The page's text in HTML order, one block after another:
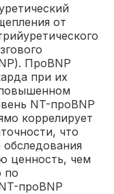
от
ПроBNP
при их
NT-проBNP
коррелирует
что
ценность, чем
по
проBNP